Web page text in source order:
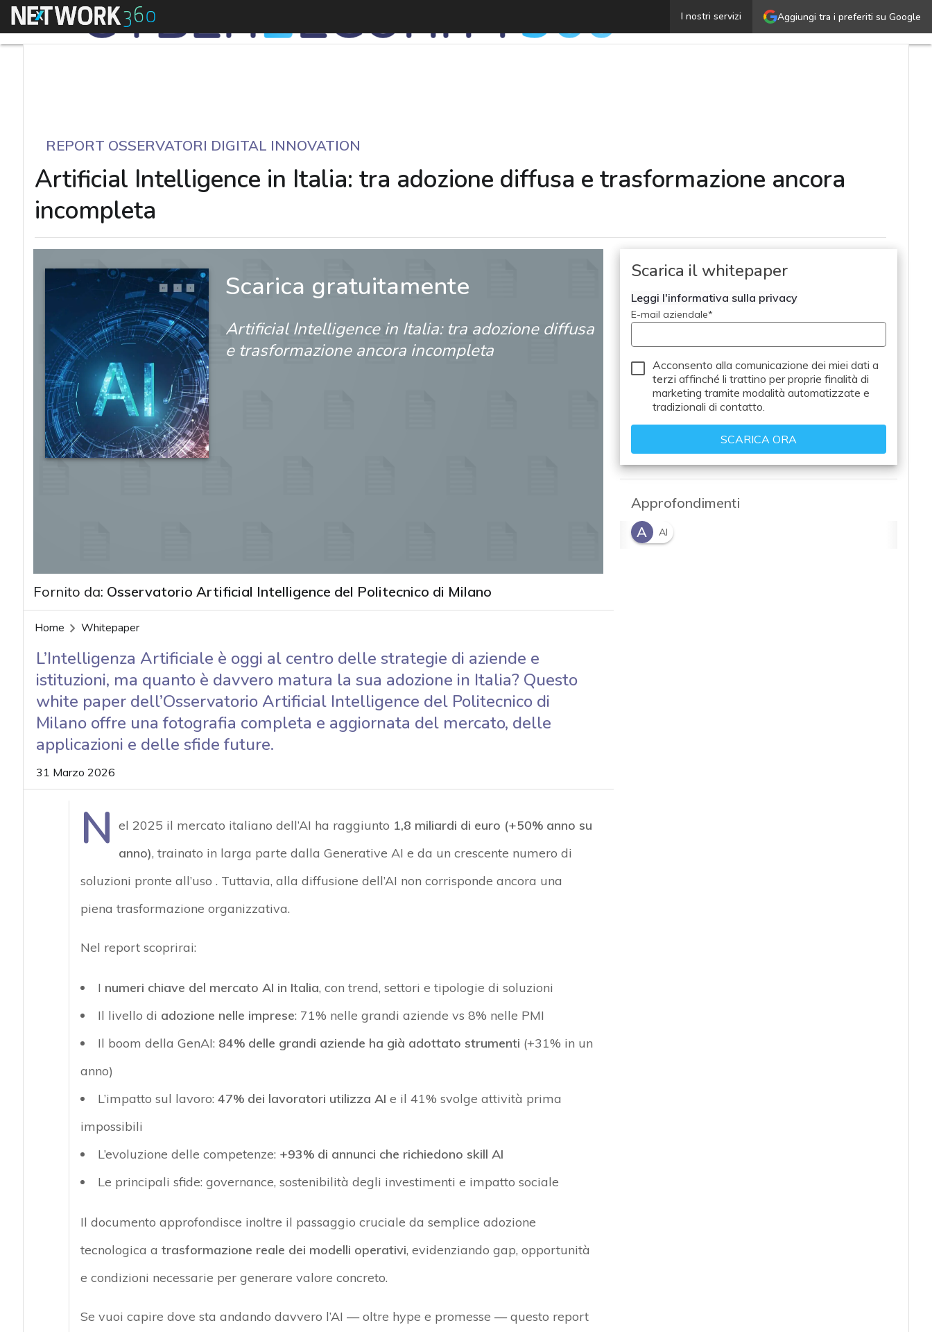
Aggiungi tra i preferiti su Google
I nostri servizi
Menu Artificial Intelligence in Italia: tra adozione diffusa e
REPORT OSSERVATORI DIGITAL INNOVATION
Artificial Intelligence in Italia: tra adozione diffusa e trasformazione ancora
incompleta
Scarica gratuitamente
Artificial Intelligence in Italia: tra adozione diffusa
e trasformazione ancora incompleta
Fornito da: Osservatorio Artificial Intelligence del Politecnico di Milano
Home Whitepaper
L’Intelligenza Artificiale è oggi al centro delle strategie di aziende e
istituzioni, ma quanto è davvero matura la sua adozione in Italia? Questo
white paper dell’Osservatorio Artificial Intelligence del Politecnico di
Milano offre una fotografia completa e aggiornata del mercato, delle
applicazioni e delle sfide future.
31 Marzo 2026
N el 2025 il mercato italiano dell’AI ha raggiunto 1,8 miliardi di euro (+50% anno su
anno), trainato in larga parte dalla Generative AI e da un crescente numero di
soluzioni pronte all’uso . Tuttavia, alla diffusione dell’AI non corrisponde ancora una
piena trasformazione organizzativa.
Nel report scoprirai:
I numeri chiave del mercato AI in Italia, con trend, settori e tipologie di soluzioni
Il livello di adozione nelle imprese: 71% nelle grandi aziende vs 8% nelle PMI
Il boom della GenAI: 84% delle grandi aziende ha già adottato strumenti (+31% in un
anno)
L’impatto sul lavoro: 47% dei lavoratori utilizza AI e il 41% svolge attività prima
impossibili
L’evoluzione delle competenze: +93% di annunci che richiedono skill AI
Le principali sfide: governance, sostenibilità degli investimenti e impatto sociale
Il documento approfondisce inoltre il passaggio cruciale da semplice adozione
tecnologica a trasformazione reale dei modelli operativi, evidenziando gap, opportunità
e condizioni necessarie per generare valore concreto.
Se vuoi capire dove sta andando davvero l’AI — oltre hype e promesse — questo report
Scarica il whitepaper
Leggi l'informativa sulla privacy
E-mail aziendale*
Acconsento alla comunicazione dei miei dati a
terzi affinché li trattino per proprie finalità di
marketing tramite modalità automatizzate e
tradizionali di contatto.
Approfondimenti
A
AI